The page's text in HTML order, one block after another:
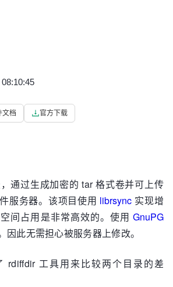
文档 官方下载
通过生成加密的 tar 格式卷并可上传
服务器。该项目使用 librsync 实现增
间占用是非常高效的。使用 GnuPG
因此无需担心被服务器上修改。
rdiffdir 工具用来比较两个目录的差